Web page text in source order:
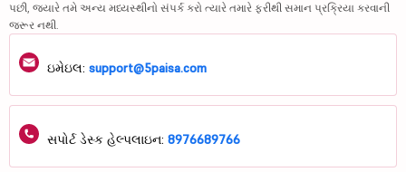
પછી, જ્યારે તમે અન્ય મધ્યસ્થીનો સંપર્ક કરો ત્યારે તમારે ફરીથી સમાન પ્રક્રિયા કરવાની
જરૂર નથી.
ઇમેઇલ: support@5paisa.com
સપોર્ટ ડેસ્ક હેલ્પલાઇન: 8976689766